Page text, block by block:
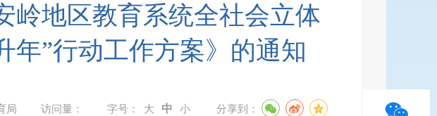
岭地区教育系统全社会立体
年”行动工作方案》的通知
访问量： 588 字号：大 中 小 分享到：